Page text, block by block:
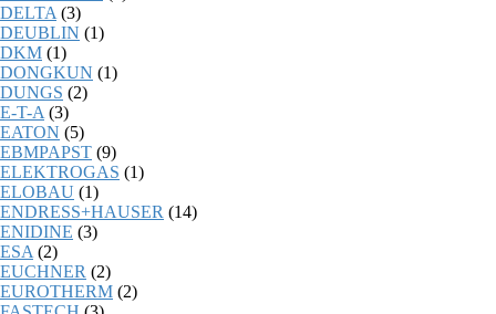
DELTA (3)
DEUBLIN (1)
DKM (1)
DONGKUN (1)
DUNGS (2)
E-T-A (3)
EATON (5)
EBMPAPST (9)
ELEKTROGAS (1)
ELOBAU (1)
ENDRESS+HAUSER (14)
ENIDINE (3)
ESA (2)
EUCHNER (2)
EUROTHERM (2)